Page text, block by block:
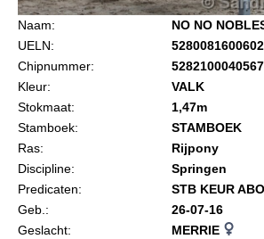
Import registratie
I&R Registratie
Informatie overschrijven paspoort
Formulier overschrijven op naam
Animal Health Regulation
Gids voor Goede Praktijken
Naam:
NO NO
UELN:
Chipnummer:
Kleur:
VALK
Stokmaat:
1,47m
Stamboek:
STAMBOEK
Ras:
Rijpony
Discipline:
Springen
Predicaten:
STB KEUR
Geb.:
26-07-16
Geslacht:
MERRIE